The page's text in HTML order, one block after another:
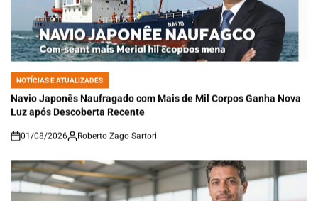
POSTED
NOTÍCIAS E ATUALIZADES
Navio Japonês Naufragado com Mais de Mil Corpos Ganha Nova
Luz após Descoberta Recente
on
01/08/2026 Roberto Zago Sartori